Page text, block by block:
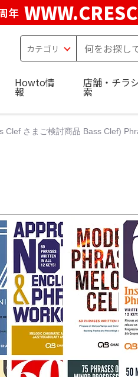
年
Howto情
報
店舗・チラ
索
Clef さまご検討商品 Bass Clef)